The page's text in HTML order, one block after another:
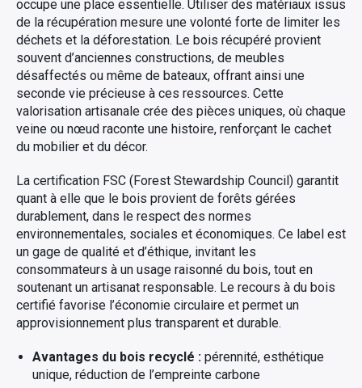
occupe une place essentielle. Utiliser des matériaux issus
de la récupération mesure une volonté forte de limiter les
déchets et la déforestation. Le bois récupéré provient
souvent d’anciennes constructions, de meubles
désaffectés ou même de bateaux, offrant ainsi une
seconde vie précieuse à ces ressources. Cette
valorisation artisanale crée des pièces uniques, où chaque
veine ou nœud raconte une histoire, renforçant le cachet
du mobilier et du décor.
La certification FSC (Forest Stewardship Council) garantit
quant à elle que le bois provient de forêts gérées
durablement, dans le respect des normes
environnementales, sociales et économiques. Ce label est
un gage de qualité et d’éthique, invitant les
consommateurs à un usage raisonné du bois, tout en
soutenant un artisanat responsable. Le recours à du bois
certifié favorise l’économie circulaire et permet un
approvisionnement plus transparent et durable.
Avantages du bois recyclé : pérennité, esthétique
unique, réduction de l’empreinte carbone